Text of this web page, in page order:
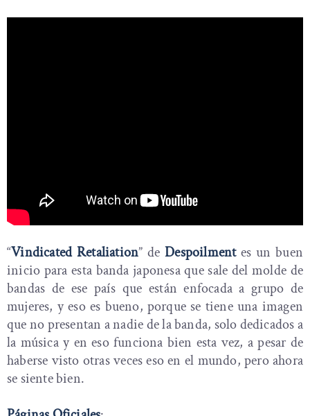
“Vindicated Retaliation” deDespoilmentes un buen
inicio para esta banda japonesa que sale del molde de
bandas de ese país que están enfocada a grupo de
mujeres, y eso es bueno, porque se tiene una imagen
que no presentan a nadie de la banda, solo dedicados a
la música y en eso funciona bien esta vez, a pesar de
haberse visto otras veces eso en el mundo, pero ahora
se siente bien.